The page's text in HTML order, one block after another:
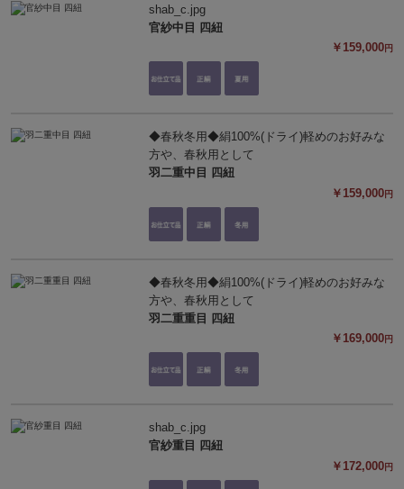
shab_c.jpg
官紗中目 四紐
￥159,000円
◆春秋冬用◆絹100%(ドライ)軽めのお好みな
方や、春秋用として
羽二重中目 四紐
￥159,000円
◆春秋冬用◆絹100%(ドライ)軽めのお好みな
方や、春秋用として
羽二重重目 四紐
￥169,000円
shab_c.jpg
官紗重目 四紐
￥172,000円